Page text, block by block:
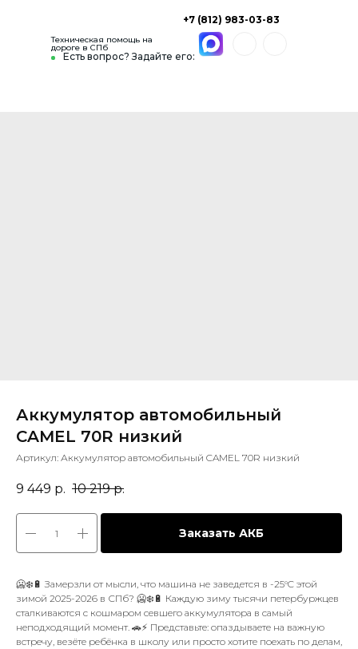
Есть вопрос? Задайте его:
+7 (812) 983-03-83
Техническая помощь на
дороге в СПб
Аккумулятор автомобильный
CAMEL 70R низкий
Артикул: Аккумулятор автомобильный CAMEL 70R низкий
9 449 р. 10 219 р.
Заказать АКБ
🥶❄️🔋 Замерзли от мысли, что машина не заведется в -25°C этой
зимой 2025-2026 в СПб? 🥶❄️🔋 Каждую зиму тысячи петербуржцев
сталкиваются с кошмаром севшего аккумулятора в самый
неподходящий момент. 🚗⚡️ Представьте: опаздываете на важную
встречу, везёте ребёнка в школу или просто хотите поехать по делам,